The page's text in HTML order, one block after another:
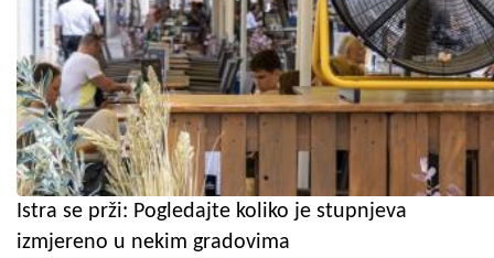
Istra se prži: Pogledajte koliko je stupnjeva
izmjereno u nekim gradovima